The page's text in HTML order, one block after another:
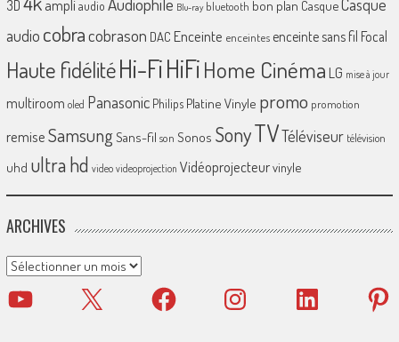
3D ampliaudio Blu-ray bluetooth bon plan CasqueCasque
audio cobracobrason DAC Enceinte enceintes enceinte sans fil Focal
Haute fidélitéHi-FiHiFiHome Cinéma LG mise à jour
multiroom oled Panasonic Philips Platine Vinyle promo promotion
remiseSamsungSans-fil son Sonos SonyTVTéléviseur télévision
uhd ultra hd video videoprojection Vidéoprojecteurvinyle
ARCHIVES
Archives
YouTube X Facebook Instagram LinkedIn